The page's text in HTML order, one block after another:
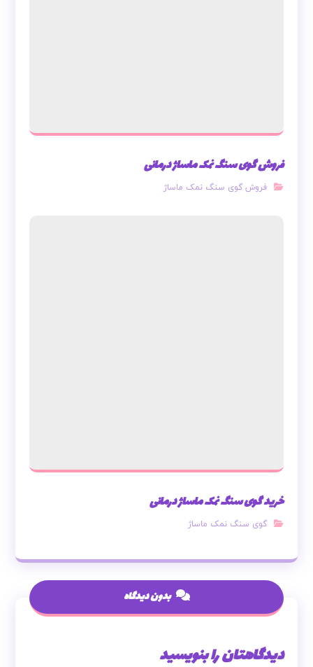
فروش گوی سنگ نمک ماساژ درمانی
فروش گوی سنگ نمک ماساژ
خرید گوی سنگ نمک ماساژ درمانی
گوی سنگ نمک ماساژ
بدون دیدگاه
دیدگاهتان را بنویسید